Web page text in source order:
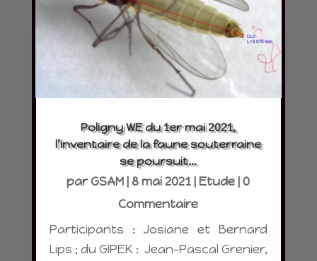
Poligny WE du 1er mai 2021,
l’inventaire de la faune souterraine
se poursuit…
parGSAM |8 mai 2021 |Etude | 0
Commentaire
Participants : Josiane et Bernard
Lips ; du GIPEK : Jean-Pascal Grenier,